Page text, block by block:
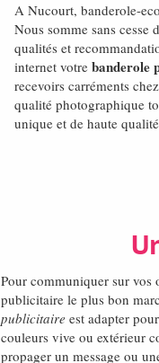
A Nucourt, banderole-
Nous somme sans
qualités et
internet votre banderole
recevoirs carréments
qualité photographique
unique et de haute
Pour communiquer sur vos
publicitaire le plus bon
publicitaire est adapter
couleurs vive ou extérieur
propager un message ou